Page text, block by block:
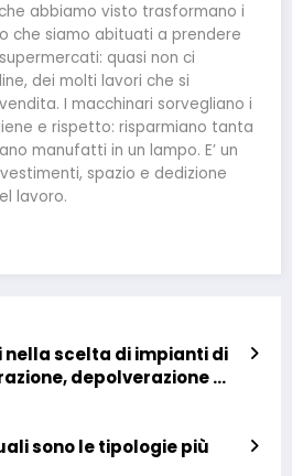
abbiamo visto trasformano i
che siamo abituati a prendere
quasi non ci
dei molti lavori che si
I macchinari sorvegliano i
e rispetto: risparmiano tanta
manufatti in un lampo. E’ un
spazio e dedizione
lavoro.
nella scelta di impianti di
depolverazione e
sono le tipologie più